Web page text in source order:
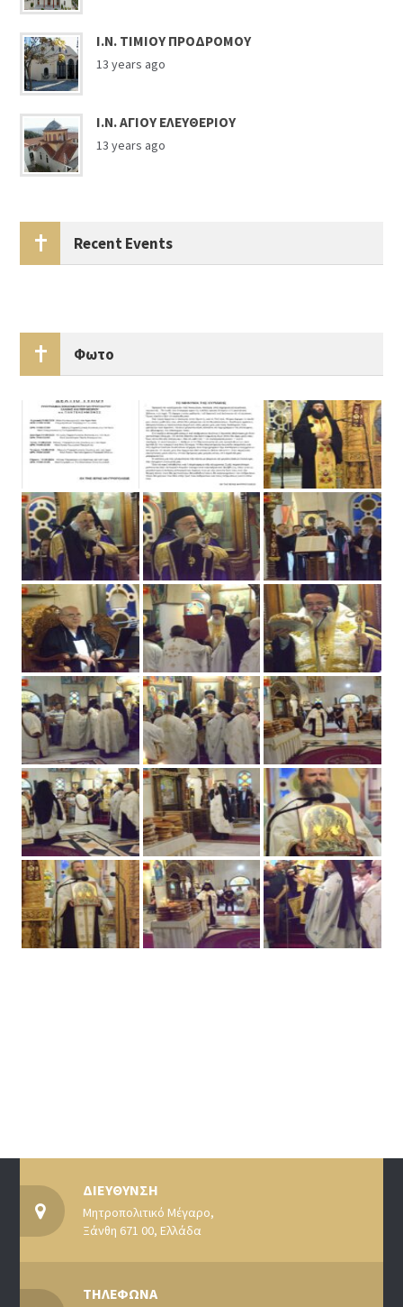
Ι.Ν. ΤΙΜΙΟΥ ΠΡΟΔΡΟΜΟΥ
13 years ago
Ι.Ν. ΑΓΙΟΥ ΕΛΕΥΘΕΡΙΟΥ
13 years ago
Recent Events
Φωτο
ΔΙΕΥΘΥΝΣΗ
Μητροπολιτικό Μέγαρο,
Ξάνθη 671 00, Ελλάδα
ΤΗΛΕΦΩΝΑ